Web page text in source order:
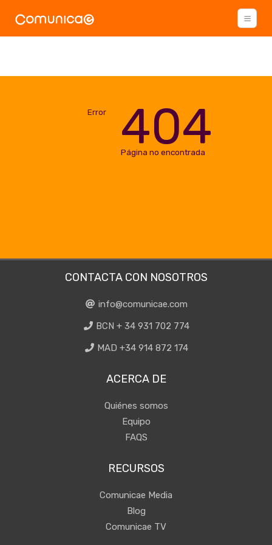
Error 404
Página no encontrada
CONTACTA CON NOSOTROS
info@comunicae.com
BCN + 34 931 702 774
MAD +34 914 872 174
ACERCA DE
Quiénes somos
Equipo
FAQS
RECURSOS
Comunicae Media
Blog
Comunicae TV